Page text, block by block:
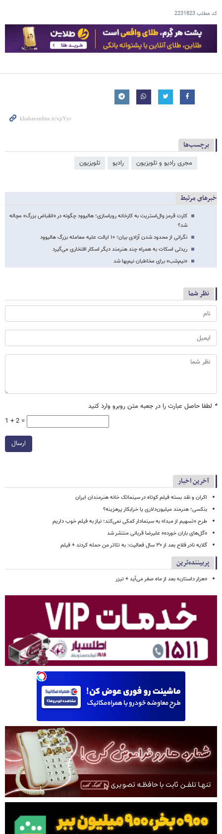
کد مطلب2231823
برچسب‌ها
مجری رادیو و تلویزیون رادیو تلویزیون
خبرهای مرتبط
کارت قرمز وال‌استریت به کارخانه رویاسازی؛ هالیوود چگونه در «انقباض بزرگ» مچاله
شد؟
نگرانی از محدود شدن آزادی بیان؛ ۱۰ ایالت علیه معامله بزرگ هالیوود
ریدلی اسکات به همراه چند هنرمند دیگر اسکار افتخاری می‌گیرد
«نیم‌شب» برای مخاطبان نیم‌بها شد
نظر شما
* لطفا حاصل عبارت را در جعبه متن روبرو وارد کنید
1 + 2 =
ارسال
آخرین اخبار
اکران و نقد بسته فیلم کوتاه در سینماتک خانه هنرمندان ایران
بنکسی؛ هنرمند میلیون‌دلاری یا خرابکار پرهزینه؟
طرح «تسهیم از مبدا» به سینمادار کمکی نمی‌کند؛ نیاز به فیلم خوب داریم
«گل‌های باران خورده» علیرضا قربانی منتشر شد
گلایه نادر فلاح بعد از ۳۰ سال فعالیت: به تئاتر من حمله کردند + فیلم
پربیننده‌ترین
«هزار داستان» بعد از ماه صفر می‌آید + تیزر